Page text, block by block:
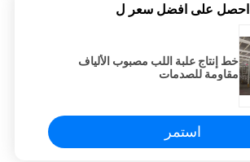
احصل على افضل سعر ل
خط إنتاج علبة اللب مصبوب الألياف
مقاومة للصدمات
استمر